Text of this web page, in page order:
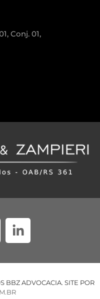
Conj. 01,
BBZ ADVOCACIA. SITE POR